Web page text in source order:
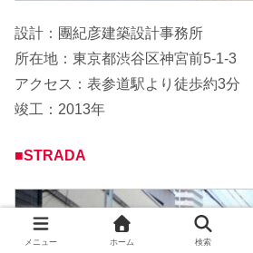
設計：團紀彦建築設計事務所
所在地：東京都渋谷区神宮前5-1-3
アクセス：表参道駅より徒歩約3分
竣工：2013年
■STRADA
メニュー ホーム 検索